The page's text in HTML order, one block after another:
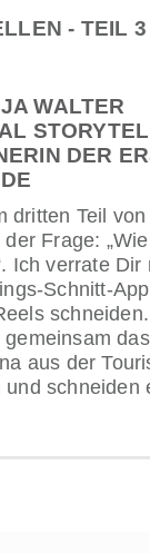
- TEIL 3
WALTER
DER
dritten Teil
der Frage:
Ich verrate Dir
Schnitt-
aus der
schneiden